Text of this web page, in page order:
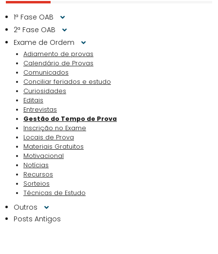
1ª Fase OAB
2ª Fase OAB
Exame de Ordem
Adiamento de provas
Calendário de Provas
Comunicados
Conciliar feriados e estudo
Curiosidades
Editais
Entrevistas
Gestão do Tempo de Prova
Inscrição no Exame
Locais de Prova
Materiais Gratuitos
Motivacional
Notícias
Recursos
Sorteios
Técnicas de Estudo
Outros
Posts Antigos